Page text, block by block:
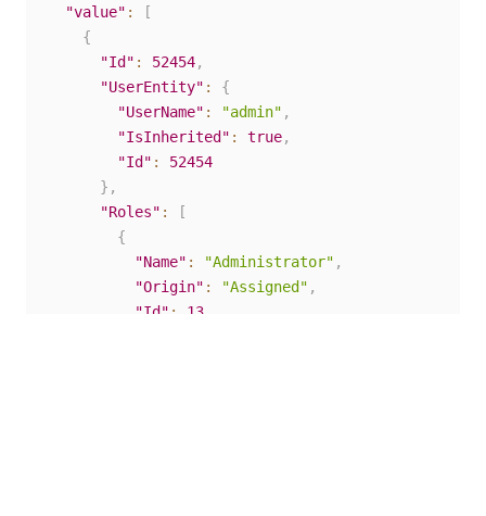
"value" :
[
{
"Id" : 52454,
"UserEntity" :
{
"UserName" : "admin" ,
"IsInherited" : true,
"Id" :
52454
} ,
"Roles" :
[
{
"Name" : "Administrator" ,
"Origin" : "Assigned" ,
"Id" :
13